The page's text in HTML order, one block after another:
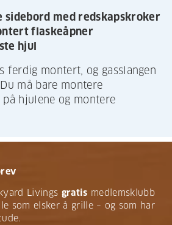
sidebord med redskapskroker
flaskeåpner
hjul
ferdig montert, og gasslangen
må bare montere
hjulene og montere
Livings gratis medlemsklubb
som elsker å grille – og som har